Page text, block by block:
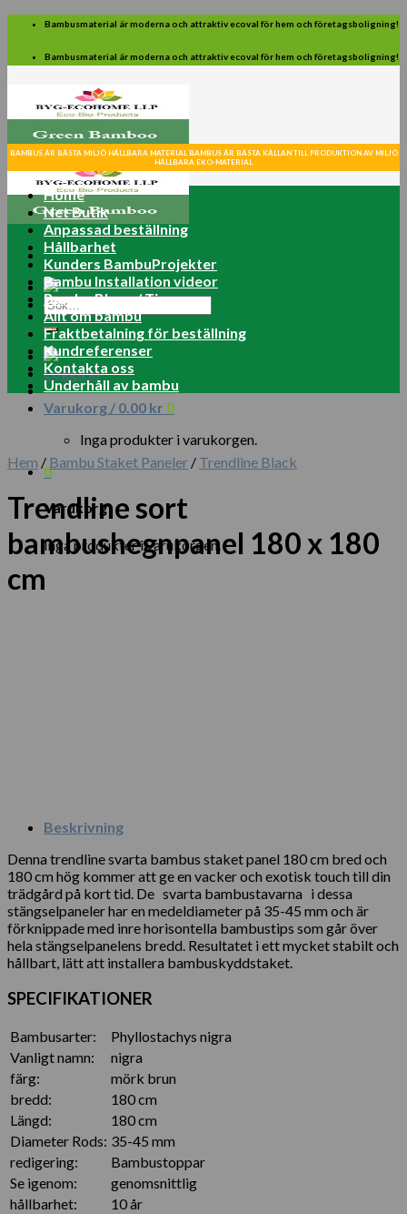
Skip
content
Bambusmaterial är moderna och attraktiv ecoval för hem och företagsboligning!
Bambusmaterial är moderna och attraktiv ecoval för hem och företagsboligning!
Sök
efter:
Logga in
Varukorg / 0.00 kr 0
Inga produkter i varukorgen.
0
Varukorg
Inga produkter i varukorgen.
BAMBUS ÄR BÄSTA MILJÖ HÅLLBARA MATERIAL BAMBUS ÄR BÄSTA KÄLLAN TILL PRODUKTION AV MILJÖ
HÅLLBARA EKO-MATERIAL
Home
Net Butik
Anpassad beställning
Hållbarhet
Kunders BambuProjekter
Bambu Installation videor
Bambu Blogg / Tips
Allt om bambu
Fraktbetalning för beställning
Kundreferenser
Kontakta oss
Underhåll av bambu
Hem / Bambu Staket Paneler / Trendline Black
Trendline sort
bambushegnpanel 180 x 180
cm
Beskrivning
Denna trendline svarta bambus staket panel 180 cm bred och
180 cm hög kommer att ge en vacker och exotisk touch till din
trädgård på kort tid. De svarta bambustavarna i dessa
stängselpaneler har en medeldiameter på 35-45 mm och är
förknippade med inre horisontella bambustips som går över
hela stängselpanelens bredd. Resultatet i ett mycket stabilt och
hållbart, lätt att installera bambuskyddstaket.
SPECIFIKATIONER
Bambusarter:
Phyllostachys nigra
Vanligt namn:
nigra
färg:
mörk brun
bredd:
180 cm
Längd:
180 cm
Diameter Rods: 35-45 mm
redigering:
Bambustoppar
Se igenom:
genomsnittlig
hållbarhet:
10 år